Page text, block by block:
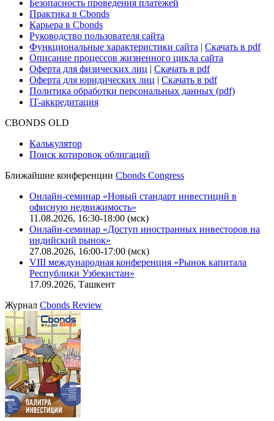
Безопасность проведения платежей
Практика в Cbonds
Карьера в Cbonds
Руководство пользователя сайта
Функциональные характеристики сайта | Скачать в pdf
Описание процессов жизненного цикла сайта
Оферта для физических лиц | Скачать в pdf
Оферта для юридических лиц | Скачать в pdf
Политика обработки персональных данных (pdf)
IT-аккредитация
CBONDS OLD
Калькулятор
Поиск котировок облигаций
Ближайшие конференции Cbonds Congress
Онлайн-семинар «Новый стандарт инвестиций в
офисную недвижимость»
11.08.2026, 16:30-18:00 (мск)
Онлайн-семинар «Доступ иностранных инвесторов на
индийский рынок»
27.08.2026, 16:00-17:00 (мск)
VIII международная конференция «Рынок капитала
Республики Узбекистан»
17.09.2026, Ташкент
Журнал Cbonds Review